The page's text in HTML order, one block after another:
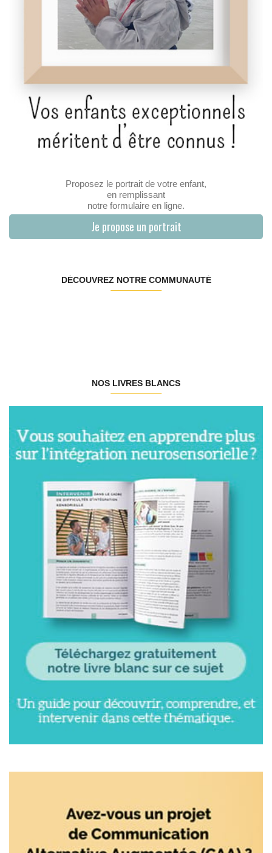
Proposez le portrait de votre enfant,
en remplissant
notre formulaire en ligne.
Je propose un portrait
DÉCOUVREZ NOTRE COMMUNAUTÉ
NOS LIVRES BLANCS